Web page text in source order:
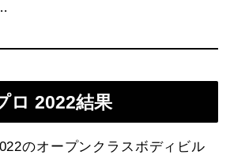
ロ 2022結果
のオープンクラスボディビル